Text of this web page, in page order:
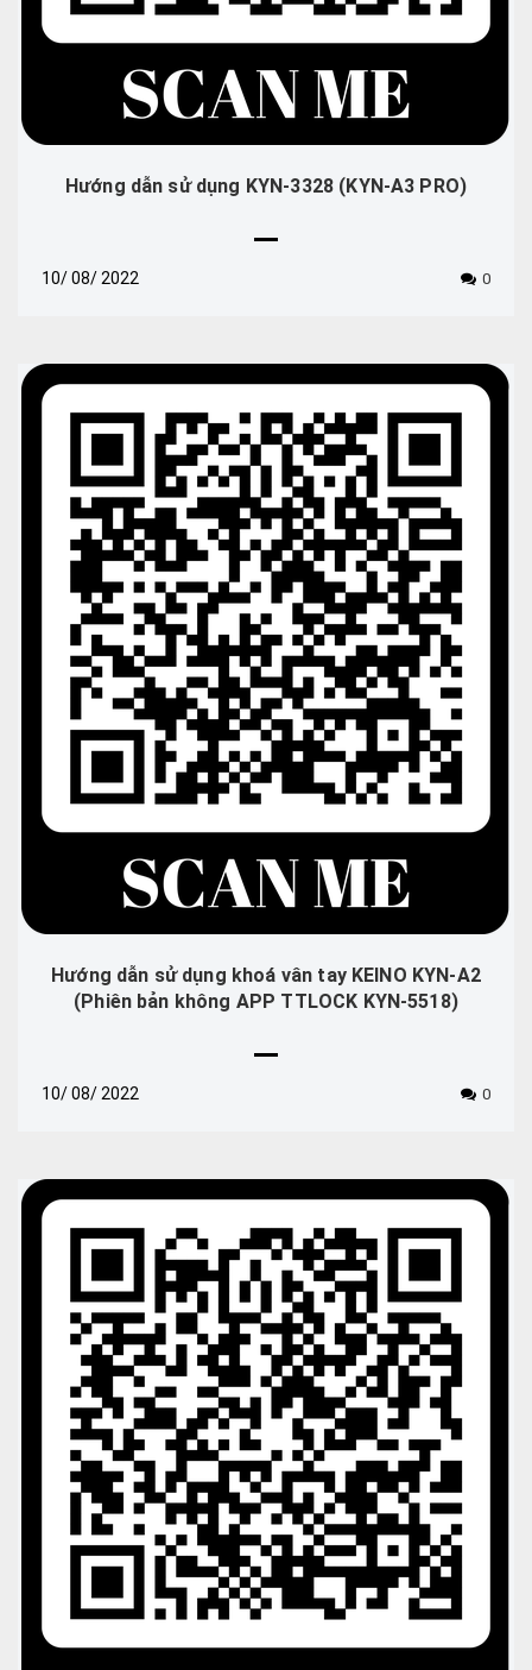
Hướng dẫn sử dụng KYN-3328 (KYN-A3 PRO)
10/08/ 2022 0
Hướng dẫn sử dụng khoá vân tay KEINO KYN-A2
(Phiên bản không APP TTLOCK KYN-5518)
10/08/ 2022 0